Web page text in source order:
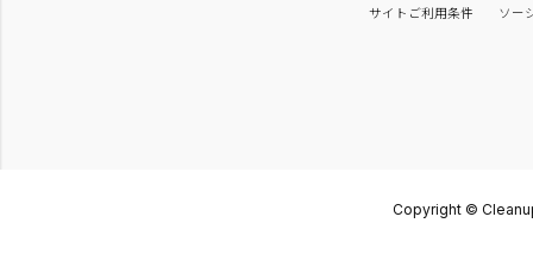
サイトご利用条件 ソー
Copyright ©